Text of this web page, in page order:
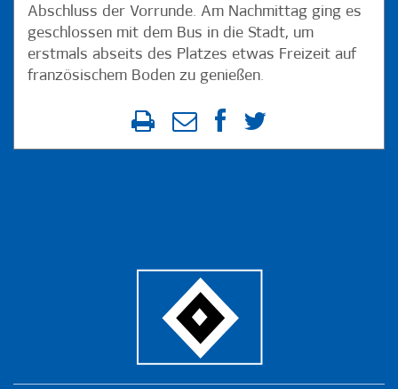
Abschluss der Vorrunde. Am Nachmittag ging es
geschlossen mit dem Bus in die Stadt, um
erstmals abseits des Platzes etwas Freizeit auf
französischem Boden zu genießen.